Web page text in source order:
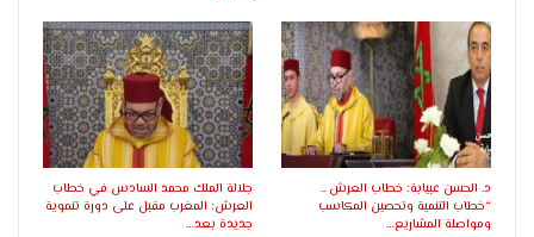
د. الحسن عبيابة: خطاب العرش ..
“خطاب التنمية وتحصين المكاسب
ومواصلة المشاريع…
جلالة الملك محمد السادس في خطاب
العرش: المغرب مقبل على دورة تنموية
جديدة بعد…